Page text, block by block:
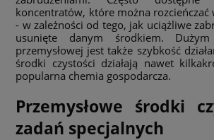
koncentratów, które można
- w zależności od tego, jak uciążliwe
usunięte danym środkiem.
przemysłowej jest także szybkość
środki czystości działają nawet
popularna chemia gospodarcza.
Przemysłowe środki
zadań specjalnych